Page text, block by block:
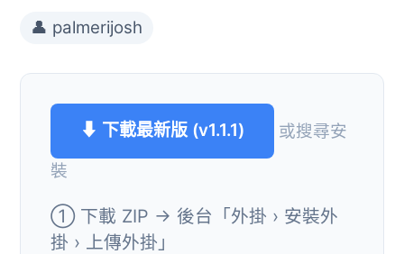
👤 palmerijosh
⬇ 下載最新版 (v1.1.1)
或搜尋安
裝
① 下載 ZIP → 後台「外掛 › 安裝外
掛 › 上傳外掛」